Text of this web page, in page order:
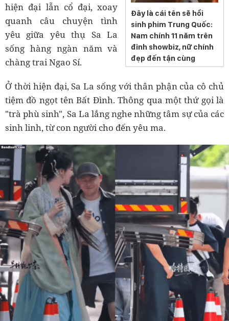
Đây là cái tên sẽ hồi
sinh phim Trung Quốc:
Nam chính 11 năm trên
đỉnh showbiz, nữ chính
đẹp đến tận cùng
hiện đại lẫn cổ đại, xoay
quanh câu chuyện tình
yêu giữa yêu thụ Sa La
sống hàng ngàn năm và
chàng trai Ngao Sí.
Ở thời hiện đại, Sa La sống với thân phận của cô chủ
tiệm đồ ngọt tên Bất Đình. Thông qua một thứ gọi là
"trà phù sinh", Sa La lắng nghe những tâm sự của các
sinh linh, từ con người cho đến yêu ma.